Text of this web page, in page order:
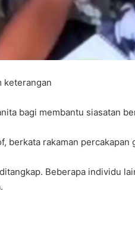
keterangan
bagi membantu siasatan
berkata rakaman
Beberapa individu